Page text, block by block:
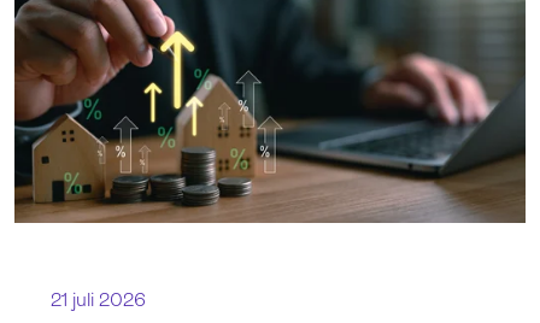
21 juli 2026